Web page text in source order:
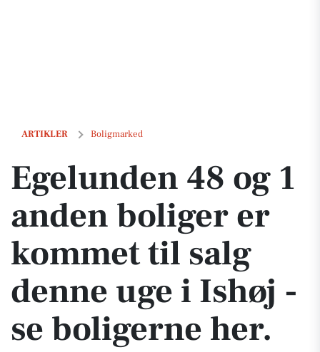
ARTIKLER Boligmarked
Egelunden 48 og 1 anden boliger er kommet til salg denne uge i
Egelunden 48 og 1
anden boliger er
kommet til salg
denne uge i Ishøj -
se boligerne her.